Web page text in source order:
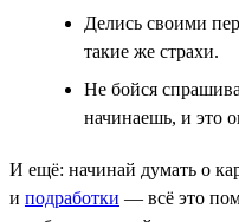
Делись своими
такие же страхи.
Не бойся
начинаешь, и это
И ещё: начинай думать о
и подработки — всё это